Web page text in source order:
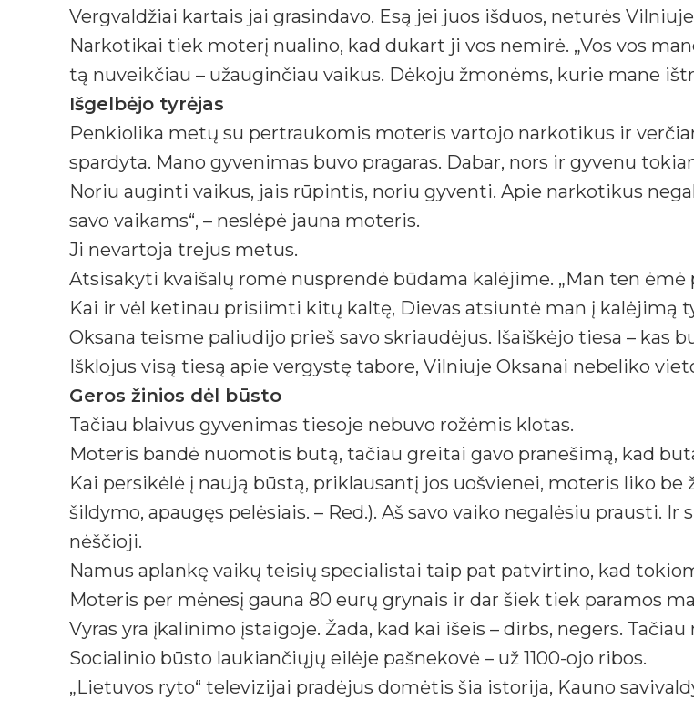
Vergvaldžiai kartais jai grasindavo. Esą jei juos išduos, neturės
Narkotikai tiek moterį nualino, kad dukart ji vos nemirė. „Vos vos
tą nuveikčiau – užauginčiau vaikus. Dėkoju žmonėms, kurie mane
Išgelbėjo tyrėjas
Penkiolika metų su pertraukomis moteris vartojo narkotikus ir
spardyta. Mano gyvenimas buvo pragaras. Dabar, nors ir gyvenu
Noriu auginti vaikus, jais rūpintis, noriu gyventi. Apie narkotikus
savo vaikams“, – neslėpė jauna moteris.
Ji nevartoja trejus metus.
Atsisakyti kvaišalų romė nusprendė būdama kalėjime. „Man ten ėmė
Kai ir vėl ketinau prisiimti kitų kaltę, Dievas atsiuntė man į kalėjimą
Oksana teisme paliudijo prieš savo skriaudėjus. Išaiškėjo tiesa – kas
Išklojus visą tiesą apie vergystę tabore, Vilniuje Oksanai nebeliko
Geros žinios dėl būsto
Tačiau blaivus gyvenimas tiesoje nebuvo rožėmis klotas.
Moteris bandė nuomotis butą, tačiau greitai gavo pranešimą, kad
Kai persikėlė į naują būstą, priklausantį jos uošvienei, moteris liko be
šildymo, apaugęs pelėsiais. – Red.). Aš savo vaiko negalėsiu prausti.
nėščioji.
Namus aplankę vaikų teisių specialistai taip pat patvirtino, kad
Moteris per mėnesį gauna 80 eurų grynais ir dar šiek tiek paramos
Vyras yra įkalinimo įstaigoje. Žada, kad kai išeis – dirbs, negers.
Socialinio būsto laukiančiųjų eilėje pašnekovė – už 1100-ojo ribos.
„Lietuvos ryto“ televizijai pradėjus domėtis šia istorija, Kauno